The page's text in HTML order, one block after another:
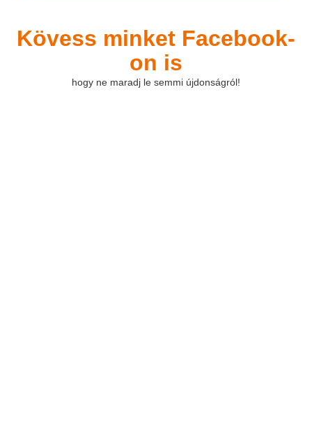
Kövess minket Facebook-
on is
hogy ne maradj le semmi újdonságról!